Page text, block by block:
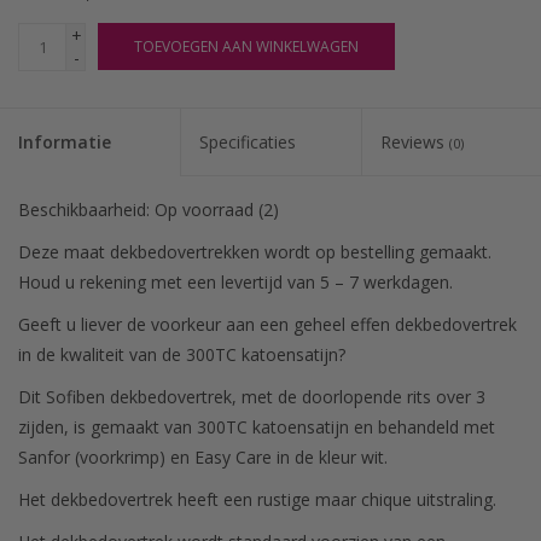
+
-
TOEVOEGEN AAN WINKELWAGEN
Informatie Specificaties Reviews (0)
Beschikbaarheid: Op voorraad (2)
Deze maat dekbedovertrekken wordt op bestelling gemaakt.
Houd u rekening met een levertijd van 5 – 7 werkdagen.
Geeft u liever de voorkeur aan een geheel effen dekbedovertrek
in de kwaliteit van de 300TC katoensatijn?
Dit Sofiben dekbedovertrek, met de doorlopende rits over 3
zijden, is gemaakt van 300TC katoensatijn en behandeld met
Sanfor (voorkrimp) en Easy Care in de kleur wit.
Het dekbedovertrek heeft een rustige maar chique uitstraling.